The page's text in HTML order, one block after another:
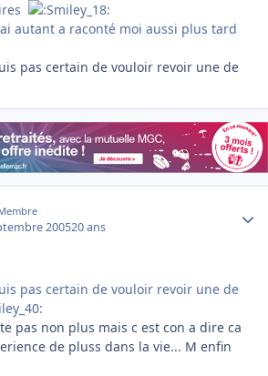
autant a raconté moi aussi plus tard
pas certain de vouloir revoir une de
200520 ans
pas certain de vouloir revoir une de
pas non plus mais c est con a dire ca
de pluss dans la vie... M enfin